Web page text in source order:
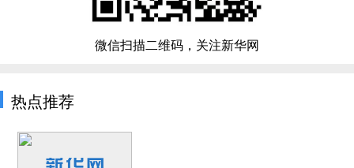
微信扫描二维码，关注新华网
热点推荐